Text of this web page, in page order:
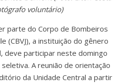
voluntário)
parte do Corpo de Bombeiros
(CBVJ), a instituição do gênero
deve participar neste domingo
A reunião de orientação
da Unidade Central a partir